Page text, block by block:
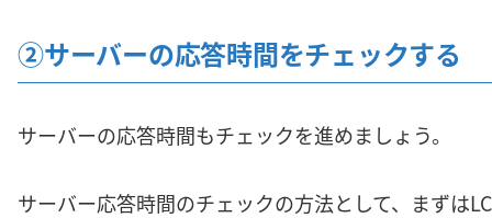
②サーバーの応答時間をチェックする
サーバーの応答時間もチェックを進めましょう。
サーバー応答時間のチェックの方法として、まずは